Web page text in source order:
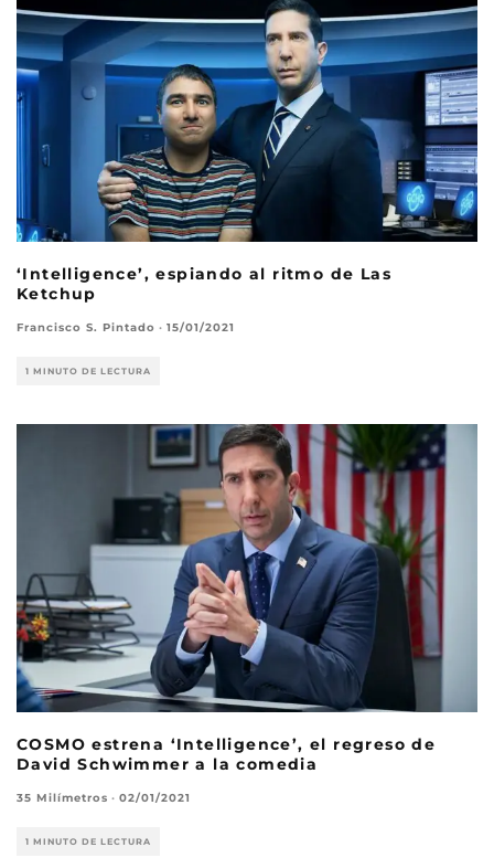
‘Intelligence’, espiando al ritmo de Las
Ketchup
Francisco S. Pintado · 15/01/2021
1 MINUTO DE LECTURA
COSMO estrena ‘Intelligence’, el regreso de
David Schwimmer a la comedia
35 Milímetros · 02/01/2021
1 MINUTO DE LECTURA